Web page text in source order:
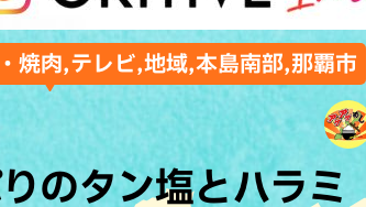
すし・魚料理 和食・日本料理
沖縄料理 アジア・エスニック
イタリアン
フレンチ
ステーキ・焼肉 焼鳥・串料理
歴史 体験
レジャー アート
ホテ
サウナ 公園
沖縄移住
焼肉,テレビ,地域,本島南部,那覇市
のタン塩とハラミ